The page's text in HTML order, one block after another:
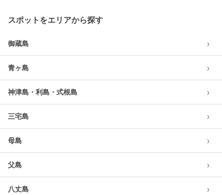
スポットをエリアから探す
御蔵島 ›
青ヶ島 ›
神津島・利島・式根島 ›
三宅島 ›
母島 ›
父島 ›
八丈島 ›